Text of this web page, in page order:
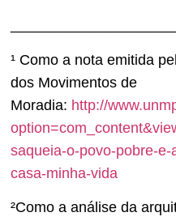
¹ Como a nota emitida
dos Movimentos de
Moradia: http://
saqueia-o-povo-pobre-
casa-minha-vida
²Como a análise da